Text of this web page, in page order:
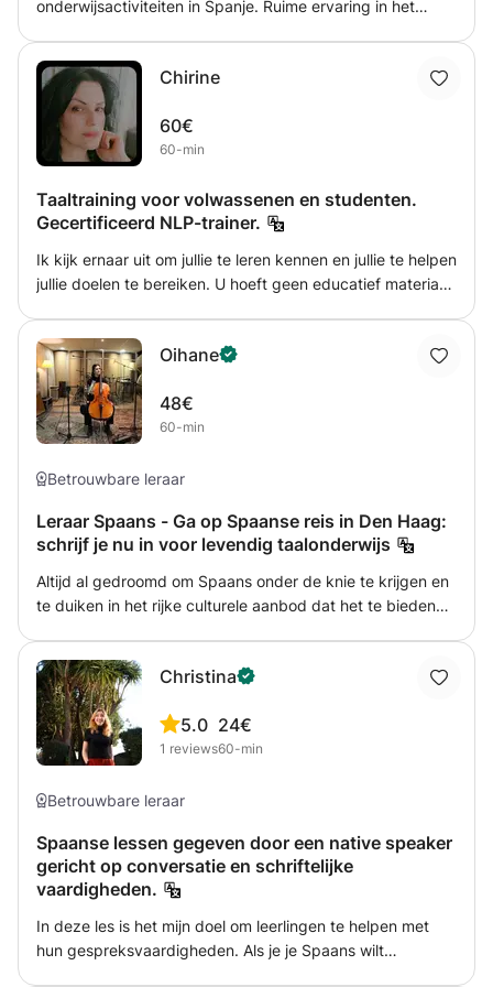
onderwijsactiviteiten in Spanje. Ruime ervaring in het
kunnen helpen groeien en zich kunnen voorbereiden op
het afleggen van examens of het verbeteren van zijn
kennis. Ik zorg ervoor dat de lessen leuk maar toch
uitdagend zijn om de gewenste resultaten te behalen.
Chirine
60€
60-min
Taaltraining voor volwassenen en studenten.
Gecertificeerd NLP-trainer.
Ik kijk ernaar uit om jullie te leren kennen en jullie te helpen
jullie doelen te bereiken. U hoeft geen educatief materiaal
heeft of hulp nodig heeft, kunt u mij gerust een e-mail
sturen. Tot snel online!
Oihane
48€
60-min
Betrouwbare leraar
Leraar Spaans - Ga op Spaanse reis in Den Haag:
schrijf je nu in voor levendig taalonderwijs
Altijd al gedroomd om Spaans onder de knie te krijgen en
te duiken in het rijke culturele aanbod dat het te bieden
Dynamische, gepersonaliseerde lessen voor alle niveaus.
Hooggekwalificeerde native docenten. Praktische focus:
leren door situaties uit het echte leven en alledaagse
gesprekken. Gastvrije en vriendelijke omgeving
Christina
5.0
1 reviews
24€
60-min
Betrouwbare leraar
Spaanse lessen gegeven door een native speaker
gericht op conversatie en schriftelijke
vaardigheden.
In deze les is het mijn doel om leerlingen te helpen met
hun gespreksvaardigheden. Als je je Spaans wilt